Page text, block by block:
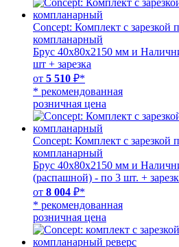
Concept: Комплект с зарезкой
компланарный
Брус 40х80х2150 мм и
шт + зарезка
от 5 510 ₽*
* рекомендованная
розничная цена
Concept: Комплект с зарезкой
компланарный
Брус 40х80х2150 мм и
(распашной) - по 3 шт. +
от 8 004 ₽*
* рекомендованная
розничная цена